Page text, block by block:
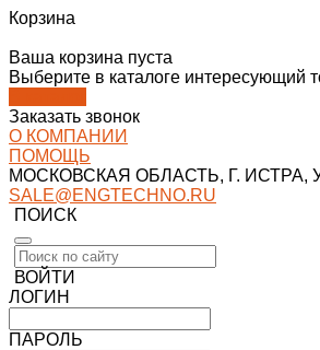
Корзина
Ваша корзина пуста
Выберите в каталоге интересующий
Заказать звонок
О КОМПАНИИ
ПОМОЩЬ
МОСКОВСКАЯ ОБЛАСТЬ, Г. ИСТРА,
SALE@ENGTECHNO.RU
ПОИСК
ВОЙТИ
ЛОГИН
ПАРОЛЬ